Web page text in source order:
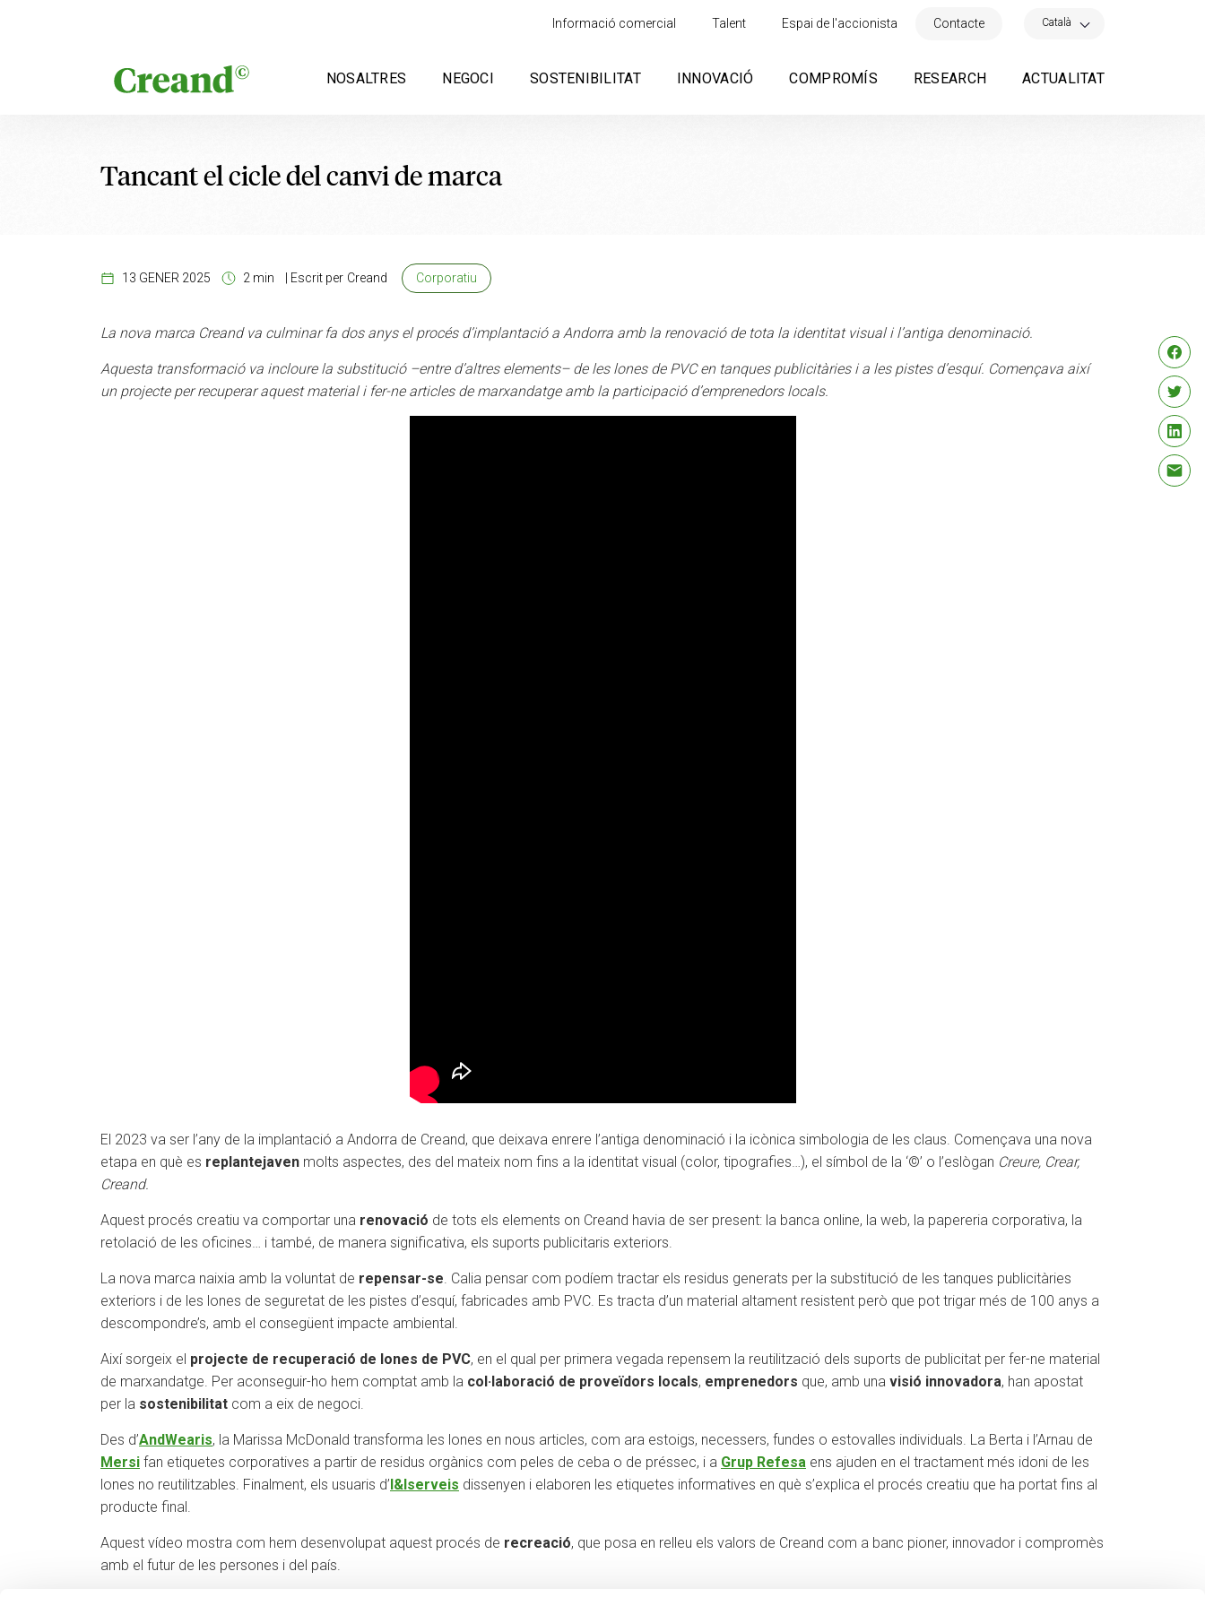
Informació comercial Talent Espai de l'accionista Contacte Català
NOSALTRES NEGOCI SOSTENIBILITAT INNOVACIÓ COMPROMÍS RESEARCH ACTUALITAT
Tancant el cicle del canvi de marca
13 GENER 2025 2 min Escrit per Creand Corporatiu
La nova marca Creand va culminar fa dos anys el procés d’implantació a Andorra amb la renovació de tota la identitat visual i l’antiga denominació.
Aquesta transformació va incloure la substitució –entre d’altres elements– de les lones de PVC en tanques publicitàries i a les pistes d’esquí. Començava així
un projecte per recuperar aquest material i fer-ne articles de marxandatge amb la participació d’emprenedors locals.
El 2023 va ser l’any de la implantació a Andorra de Creand, que deixava enrere l’antiga denominació i la icònica simbologia de les claus. Començava una nova
etapa en què es replantejaven molts aspectes, des del mateix nom fins a la identitat visual (color, tipografies…), el símbol de la ‘©’ o l’eslògan Creure, Crear,
Creand.
Aquest procés creatiu va comportar una renovació de tots els elements on Creand havia de ser present: la banca online, la web, la papereria corporativa, la
retolació de les oficines… i també, de manera significativa, els suports publicitaris exteriors.
La nova marca naixia amb la voluntat de repensar-se. Calia pensar com podíem tractar els residus generats per la substitució de les tanques publicitàries
exteriors i de les lones de seguretat de les pistes d’esquí, fabricades amb PVC. Es tracta d’un material altament resistent però que pot trigar més de 100 anys a
descompondre’s, amb el consegüent impacte ambiental.
Així sorgeix el projecte de recuperació de lones de PVC, en el qual per primera vegada repensem la reutilització dels suports de publicitat per fer-ne material
de marxandatge. Per aconseguir-ho hem comptat amb la col·laboració de proveïdors locals, emprenedors que, amb una visió innovadora, han apostat
per la sostenibilitat com a eix de negoci.
Des d’AndWearis, la Marissa McDonald transforma les lones en nous articles, com ara estoigs, necessers, fundes o estovalles individuals. La Berta i l’Arnau de
Mersi fan etiquetes corporatives a partir de residus orgànics com peles de ceba o de préssec, i a Grup Refesa ens ajuden en el tractament més idoni de les
lones no reutilitzables. Finalment, els usuaris d’I&Iserveis dissenyen i elaboren les etiquetes informatives en què s’explica el procés creatiu que ha portat fins al
producte final.
Aquest vídeo mostra com hem desenvolupat aquest procés de recreació, que posa en relleu els valors de Creand com a banc pioner, innovador i compromès
amb el futur de les persones i del país.